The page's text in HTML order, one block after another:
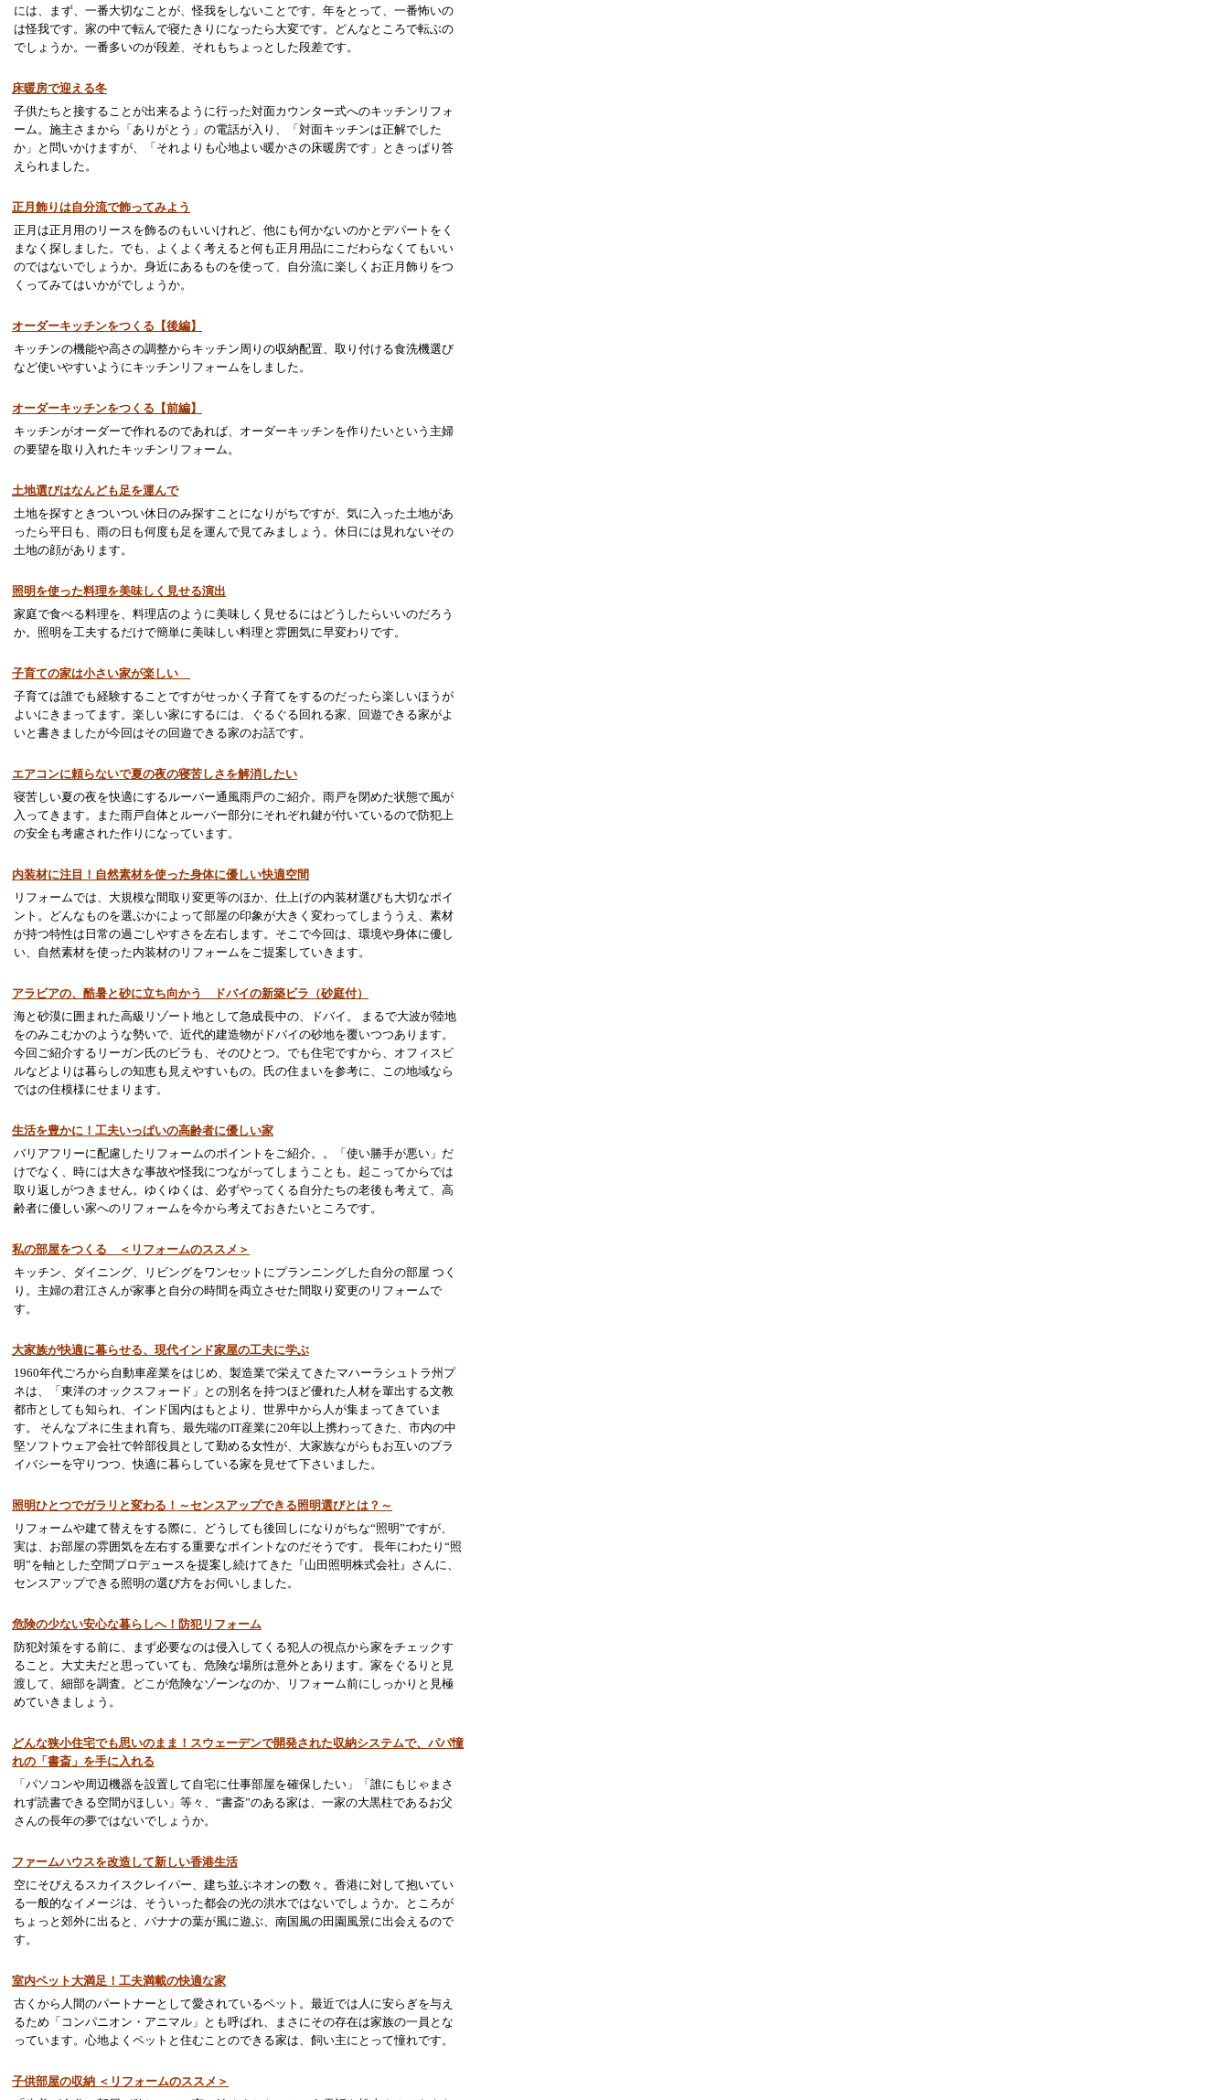
には、まず、一番大切なことが、怪我をしないことです。年をとって、一番怖いの
は怪我です。家の中で転んで寝たきりになったら大変です。どんなところで転ぶの
でしょうか。一番多いのが段差、それもちょっとした段差です。
床暖房で迎える冬
子供たちと接することが出来るように行った対面カウンター式へのキッチンリフォ
ーム。施主さまから「ありがとう」の電話が入り、「対面キッチンは正解でした
か」と問いかけますが、「それよりも心地よい暖かさの床暖房です」ときっぱり答
えられました。
正月飾りは自分流で飾ってみよう
正月は正月用のリースを飾るのもいいけれど、他にも何かないのかとデパートをく
まなく探しました。でも、よくよく考えると何も正月用品にこだわらなくてもいい
のではないでしょうか。身近にあるものを使って、自分流に楽しくお正月飾りをつ
くってみてはいかがでしょうか。
オーダーキッチンをつくる【後編】
キッチンの機能や高さの調整からキッチン周りの収納配置、取り付ける食洗機選び
など使いやすいようにキッチンリフォームをしました。
オーダーキッチンをつくる【前編】
キッチンがオーダーで作れるのであれば、オーダーキッチンを作りたいという主婦
の要望を取り入れたキッチンリフォーム。
土地選びはなんども足を運んで
土地を探すときついつい休日のみ探すことになりがちですが、気に入った土地があ
ったら平日も、雨の日も何度も足を運んで見てみましょう。休日には見れないその
土地の顔があります。
照明を使った料理を美味しく見せる演出
家庭で食べる料理を、料理店のように美味しく見せるにはどうしたらいいのだろう
か。照明を工夫するだけで簡単に美味しい料理と雰囲気に早変わりです。
子育ての家は小さい家が楽しい
子育ては誰でも経験することですがせっかく子育てをするのだったら楽しいほうが
よいにきまってます。楽しい家にするには、ぐるぐる回れる家、回遊できる家がよ
いと書きましたが今回はその回遊できる家のお話です。
エアコンに頼らないで夏の夜の寝苦しさを解消したい
寝苦しい夏の夜を快適にするルーバー通風雨戸のご紹介。雨戸を閉めた状態で風が
入ってきます。また雨戸自体とルーバー部分にそれぞれ鍵が付いているので防犯上
の安全も考慮された作りになっています。
内装材に注目！自然素材を使った身体に優しい快適空間
リフォームでは、大規模な間取り変更等のほか、仕上げの内装材選びも大切なポイ
ント。どんなものを選ぶかによって部屋の印象が大きく変わってしまううえ、素材
が持つ特性は日常の過ごしやすさを左右します。そこで今回は、環境や身体に優し
い、自然素材を使った内装材のリフォームをご提案していきます。
アラビアの、酷暑と砂に立ち向かう ドバイの新築ビラ（砂庭付）
海と砂漠に囲まれた高級リゾート地として急成長中の、ドバイ。 まるで大波が陸地
をのみこむかのような勢いで、近代的建造物がドバイの砂地を覆いつつあります。
今回ご紹介するリーガン氏のビラも、そのひとつ。でも住宅ですから、オフィスビ
ルなどよりは暮らしの知恵も見えやすいもの。氏の住まいを参考に、この地域なら
ではの住模様にせまります。
生活を豊かに！工夫いっぱいの高齢者に優しい家
バリアフリーに配慮したリフォームのポイントをご紹介。。「使い勝手が悪い」だ
けでなく、時には大きな事故や怪我につながってしまうことも。起こってからでは
取り返しがつきません。ゆくゆくは、必ずやってくる自分たちの老後も考えて、高
齢者に優しい家へのリフォームを今から考えておきたいところです。
私の部屋をつくる ＜リフォームのススメ＞
キッチン、ダイニング、リビングをワンセットにプランニングした自分の部屋 つく
り。主婦の君江さんが家事と自分の時間を両立させた間取り変更のリフォームで
す。
大家族が快適に暮らせる、現代インド家屋の工夫に学ぶ
1960年代ごろから自動車産業をはじめ、製造業で栄えてきたマハーラシュトラ州プ
ネは、「東洋のオックスフォード」との別名を持つほど優れた人材を輩出する文教
都市としても知られ、インド国内はもとより、世界中から人が集まってきていま
す。 そんなプネに生まれ育ち、最先端のIT産業に20年以上携わってきた、市内の中
堅ソフトウェア会社で幹部役員として勤める女性が、大家族ながらもお互いのプラ
イバシーを守りつつ、快適に暮らしている家を見せて下さいました。
照明ひとつでガラリと変わる！～センスアップできる照明選びとは？～
リフォームや建て替えをする際に、どうしても後回しになりがちな“照明”ですが、
実は、お部屋の雰囲気を左右する重要なポイントなのだそうです。 長年にわたり“照
明”を軸とした空間プロデュースを提案し続けてきた『山田照明株式会社』さんに、
センスアップできる照明の選び方をお伺いしました。
危険の少ない安心な暮らしへ！防犯リフォーム
防犯対策をする前に、まず必要なのは侵入してくる犯人の視点から家をチェックす
ること。大丈夫だと思っていても、危険な場所は意外とあります。家をぐるりと見
渡して、細部を調査。どこが危険なゾーンなのか、リフォーム前にしっかりと見極
めていきましょう。
どんな狭小住宅でも思いのまま！スウェーデンで開発された収納システムで、パパ憧
れの「書斎」を手に入れる
「パソコンや周辺機器を設置して自宅に仕事部屋を確保したい」「誰にもじゃまさ
れず読書できる空間がほしい」等々、“書斎”のある家は、一家の大黒柱であるお父
さんの長年の夢ではないでしょうか。
ファームハウスを改造して新しい香港生活
空にそびえるスカイスクレイパー、建ち並ぶネオンの数々。香港に対して抱いてい
る一般的なイメージは、そういった都会の光の洪水ではないでしょうか。ところが
ちょっと郊外に出ると、バナナの葉が風に遊ぶ、南国風の田園風景に出会えるので
す。
室内ペット大満足！工夫満載の快適な家
古くから人間のパートナーとして愛されているペット。最近では人に安らぎを与え
るため「コンパニオン・アニマル」とも呼ばれ、まさにその存在は家族の一員とな
っています。心地よくペットと住むことのできる家は、飼い主にとって憧れです。
子供部屋の収納 ＜リフォームのススメ＞